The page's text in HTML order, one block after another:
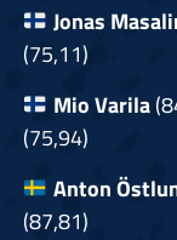
Jonas
(75,11)
Mio Varila
(75,94)
Anton
(87,81)